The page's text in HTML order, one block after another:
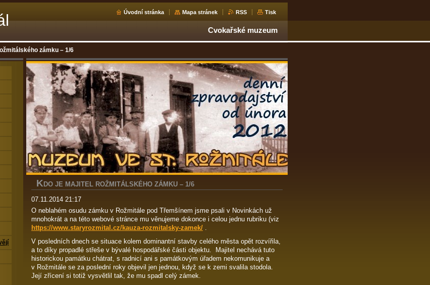
Úvodní stránka Mapa stránek RSS Tisk
Cvokařské muzeum
zámku – 1/6
K DO JE MAJITEL ROŽMITÁLSKÉHO ZÁMKU – 1/6
07.11.2014 21:17
O neblahém osudu zámku v Rožmitále pod Třemšínem jsme psali v Novinkách už
mnohokrát a na této webové stránce mu věnujeme dokonce i celou jednu rubriku (viz
https://www.staryrozmital.cz/kauza-rozmitalsky-zamek/ .
V posledních dnech se situace kolem dominantní stavby celého města opět rozvířila,
a to díky propadlé střeše v bývalé hospodářské části objektu. Majitel nechává tuto
historickou památku chátrat, s radnicí ani s památkovým úřadem nekomunikuje a
v Rožmitále se za poslední roky objevil jen jednou, když se k zemi svalila stodola.
Její zřícení si totiž vysvětlil tak, že mu spadl celý zámek.